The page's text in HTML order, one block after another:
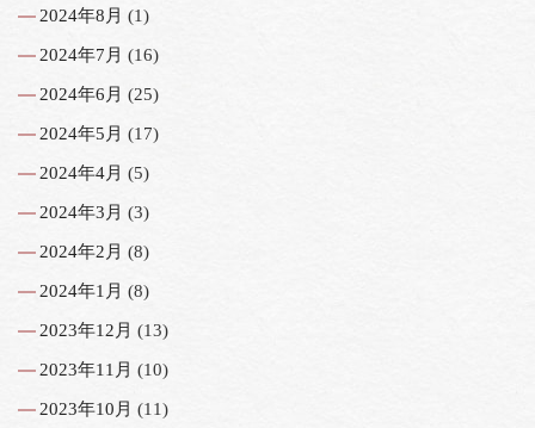
2024年8月 (1)
2024年7月 (16)
2024年6月 (25)
2024年5月 (17)
2024年4月 (5)
2024年3月 (3)
2024年2月 (8)
2024年1月 (8)
2023年12月 (13)
2023年11月 (10)
2023年10月 (11)